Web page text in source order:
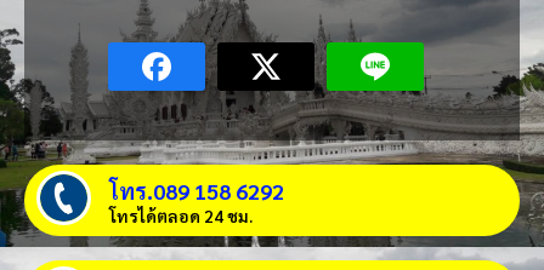
โทร.089 158 6292
โทรได้ตลอด 24 ชม.